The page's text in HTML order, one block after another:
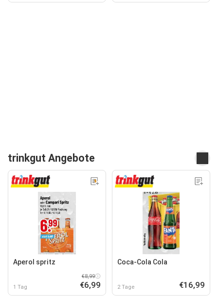
trinkgut Angebote
Aperol spritz
1 Tag
€8,99
€6,99
Coca-Cola Cola
2 Tage €16,99